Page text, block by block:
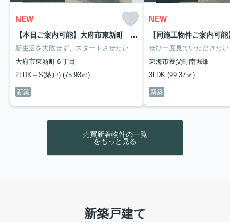
NEW
【本日ご案内可能】大府市東新町 全2棟 2号棟
大府市東新町６丁目
2LDK＋S(納戸) (75.93㎡)
新築
NEW
東海市養父町南堀畑
3LDK (99.37㎡)
新築
売買新着物件の一覧
をもっと見る
新築戸建て